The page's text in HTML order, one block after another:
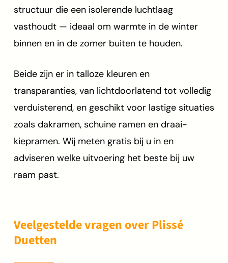
structuur die een isolerende luchtlaag
vasthoudt — ideaal om warmte in de winter
binnen en in de zomer buiten te houden.
Beide zijn er in talloze kleuren en
transparanties, van lichtdoorlatend tot volledig
verduisterend, en geschikt voor lastige situaties
zoals dakramen, schuine ramen en draai-
kiepramen. Wij meten gratis bij u in en
adviseren welke uitvoering het beste bij uw
raam past.
Veelgestelde vragen over Plissé
Duetten